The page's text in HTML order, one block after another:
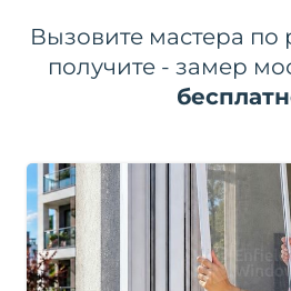
Вызовите мастера по
получите - замер